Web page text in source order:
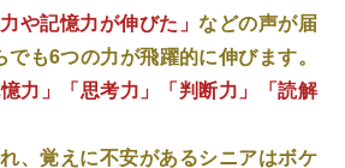
や記憶力が伸びた」などの声が届
でも6つの力が飛躍的に伸びます。
憶力」「思考力」「判断力」「読解
、覚えに不安があるシニアはボケ